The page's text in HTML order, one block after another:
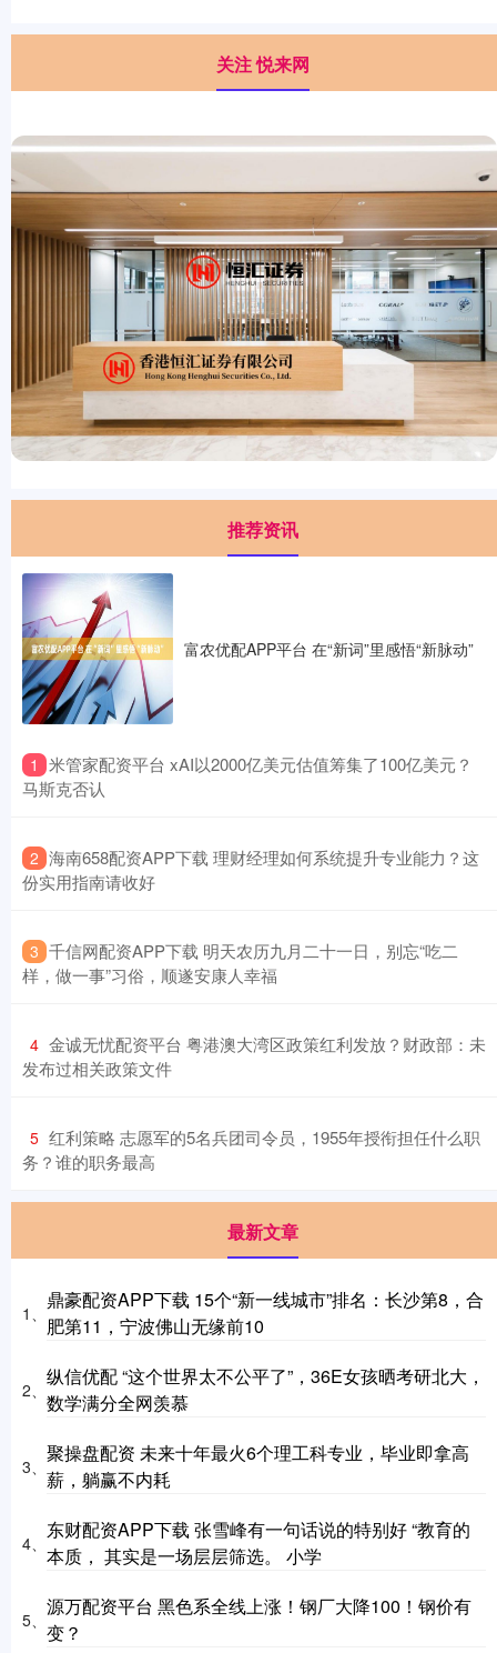
关注 悦来网
推荐资讯
富农优配APP平台 在“新词”里感悟“新脉动”
1 ​米管家配资平台 xAI以2000亿美元估值筹集了100亿美元？
马斯克否认
2 ​海南658配资APP下载 理财经理如何系统提升专业能力？这
份实用指南请收好
3 ​千信网配资APP下载 明天农历九月二十一日，别忘“吃二
样，做一事”习俗，顺遂安康人幸福
4 ​金诚无忧配资平台 粤港澳大湾区政策红利发放？财政部：未
发布过相关政策文件
5 ​红利策略 志愿军的5名兵团司令员，1955年授衔担任什么职
务？谁的职务最高
最新文章
1、
鼎豪配资APP下载 15个“新一线城市”排名：长沙第8，合
肥第11，宁波佛山无缘前10
2、
纵信优配 “这个世界太不公平了”，36E女孩晒考研北大，
数学满分全网羡慕
3、
聚操盘配资 未来十年最火6个理工科专业，毕业即拿高
薪，躺赢不内耗
4、
东财配资APP下载 张雪峰有一句话说的特别好 “教育的
本质， 其实是一场层层筛选。 小学
5、
源万配资平台 黑色系全线上涨！钢厂大降100！钢价有
变？